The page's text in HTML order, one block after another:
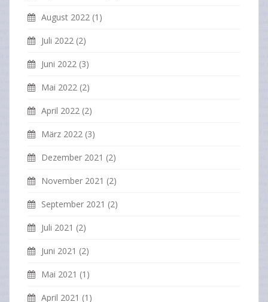
August 2022 (1)
Juli 2022 (2)
Juni 2022 (3)
Mai 2022 (2)
April 2022 (2)
März 2022 (3)
Dezember 2021 (2)
November 2021 (2)
September 2021 (2)
Juli 2021 (2)
Juni 2021 (2)
Mai 2021 (1)
April 2021 (1)